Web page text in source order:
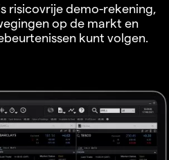
risicovrije demo-rekening,
op de markt en
kunt volgen.